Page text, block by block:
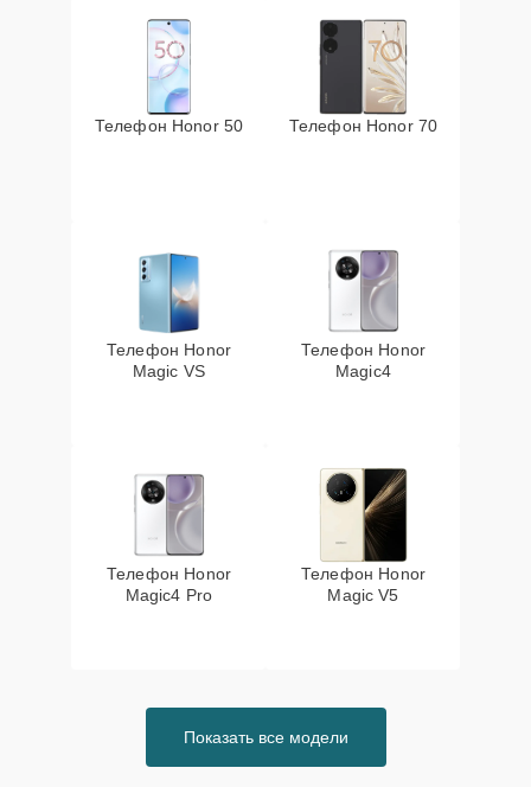
Телефон Honor 50 Телефон Honor 70
Телефон Honor
Magic VS
Телефон Honor
Magic4
Телефон Honor
Magic4 Pro
Телефон Honor
Magic V5
Показать все модели